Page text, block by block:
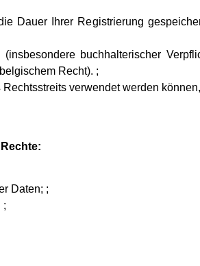
Dauer Ihrer Registrierung
buchhalterischer
Recht). ;
verwendet werden
Daten; ;
;